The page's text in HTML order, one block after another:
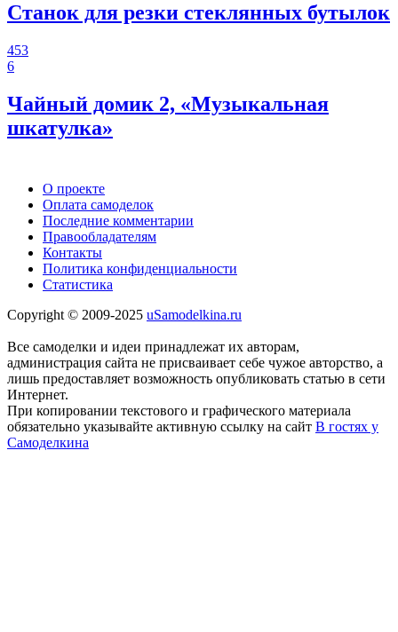
Станок для резки стеклянных бутылок
453
6
Чайный домик 2, «Музыкальная
шкатулка»
О проекте
Оплата самоделок
Последние комментарии
Правообладателям
Контакты
Политика конфиденциальности
Статистика
Copyright © 2009-2025 uSamodelkina.ru
Все самоделки и идеи принадлежат их авторам,
администрация сайта не присваивает себе чужое авторство, а
лишь предоставляет возможность опубликовать статью в сети
Интернет.
При копировании текстового и графического материала
обязательно указывайте активную ссылку на сайт В гостях у
Самоделкина